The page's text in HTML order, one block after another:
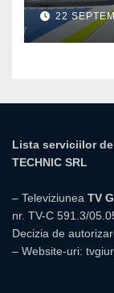
polițiștii
22
Lista serviciilor de
TECHNIC SRL
– Televiziunea TV
nr. TV-C 591.3/
Decizia de
– Website-uri: